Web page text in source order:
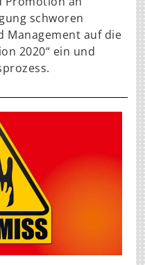
schworen
Management auf die
2020“ ein und